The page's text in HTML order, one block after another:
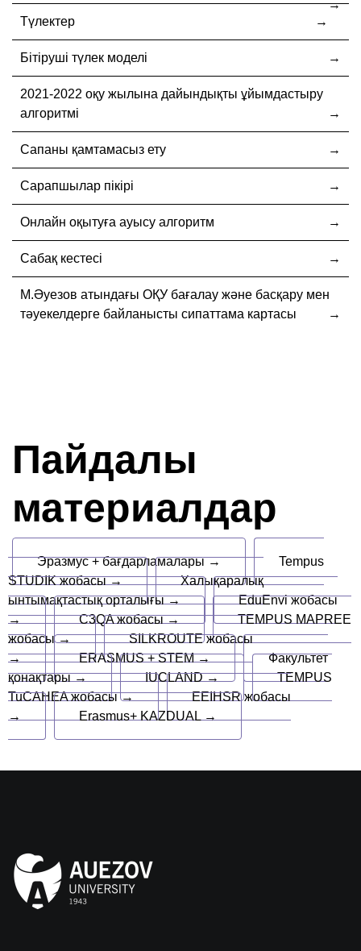
Түлектер
Бітіруші түлек моделі
2021-2022 оқу жылына дайындықты ұйымдастыру
алгоритмі
Сапаны қамтамасыз ету
Сарапшылар пікірі
Онлайн оқытуға ауысу алгоритм
Сабақ кестесі
М.Әуезов атындағы ОҚУ бағалау және басқару мен
тәуекелдерге байланысты сипаттама картасы
Пайдалы
материалдар
Эразмус + бағдарламалары →
Tempus
STUDIK жобасы →
Халықаралық
ынтымақтастық орталығы →
EduEnvi жобасы
→
C3QA жобасы →
TEMPUS MAPREE
жобасы →
SILKROUTE жобасы
→
ERASMUS + STEM →
Факультет
қонақтары →
IUCLAND →
TEMPUS
TuCAHEA жобасы →
EEIHSR жобасы
→
Erasmus+ KAZDUAL →